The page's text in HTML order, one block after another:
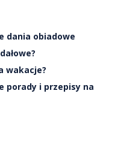
dania obiadowe
wakacje?
porady i przepisy na